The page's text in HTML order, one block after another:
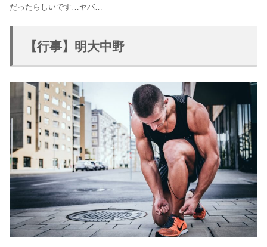
だったらしいです…ヤバ…
【行事】明大中野